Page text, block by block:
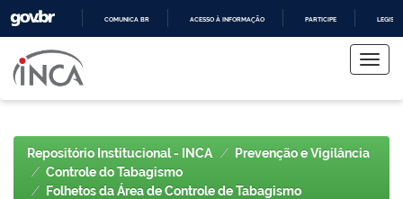
COMUNICA BR ACESSO À INFORMAÇÃO PARTICIPE
navigation
Repositório Institucional - INCA
Prevenção e Vigilância
Controle do Tabagismo
Folhetos da Área de Controle de Tabagismo